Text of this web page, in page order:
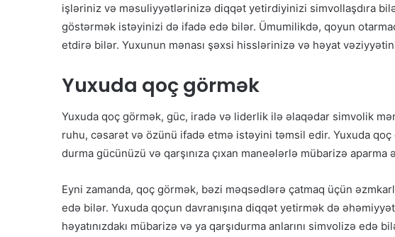
işləriniz və məsuliyyətlərinizə diqqət yetirdiyinizi simvollaşdıra
göstərmək istəyinizi də ifadə edə bilər. Ümumilikdə, qoyun
etdirə bilər. Yuxunun mənası şəxsi hisslərinizə və həyat
Yuxuda qoç görmək
Yuxuda qoç görmək, güc, iradə və liderlik ilə əlaqədar simvolik
ruhu, cəsarət və özünü ifadə etmə istəyini təmsil edir. Yuxuda qoç
durma gücünüzü və qarşınıza çıxan maneələrlə mübarizə aparma
Eyni zamanda, qoç görmək, bəzi məqsədlərə çatmaq üçün
edə bilər. Yuxuda qoçun davranışına diqqət yetirmək də
həyatınızdakı mübarizə və ya qarşıdurma anlarını simvolizə edə